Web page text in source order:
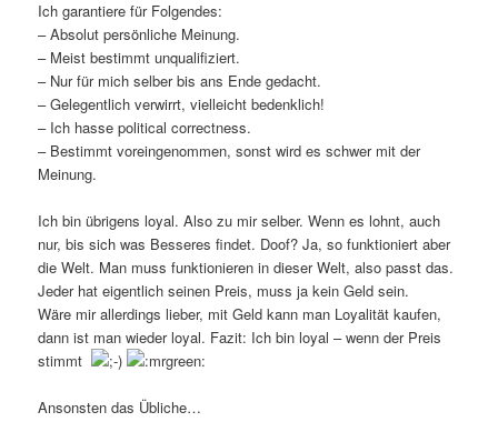
Ich garantiere für Folgendes:
– Absolut persönliche Meinung.
– Meist bestimmt unqualifiziert.
– Nur für mich selber bis ans Ende gedacht.
– Gelegentlich verwirrt, vielleicht bedenklich!
– Ich hasse political correctness.
– Bestimmt voreingenommen, sonst wird es schwer mit der
Meinung.
Ich bin übrigens loyal. Also zu mir selber. Wenn es lohnt, auch
nur, bis sich was Besseres findet. Doof? Ja, so funktioniert aber
die Welt. Man muss funktionieren in dieser Welt, also passt das.
Jeder hat eigentlich seinen Preis, muss ja kein Geld sein.
Wäre mir allerdings lieber, mit Geld kann man Loyalität kaufen,
dann ist man wieder loyal. Fazit: Ich bin loyal – wenn der Preis
stimmt
Ansonsten das Übliche…